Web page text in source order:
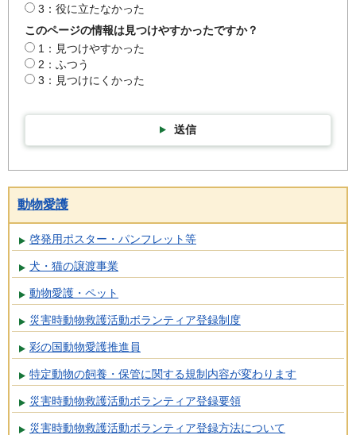
3：役に立たなかった
このページの情報は見つけやすかったですか？
1：見つけやすかった
2：ふつう
3：見つけにくかった
送信
動物愛護
啓発用ポスター・パンフレット等
犬・猫の譲渡事業
動物愛護・ペット
災害時動物救護活動ボランティア登録制度
彩の国動物愛護推進員
特定動物の飼養・保管に関する規制内容が変わります
災害時動物救護活動ボランティア登録要領
災害時動物救護活動ボランティア登録方法について